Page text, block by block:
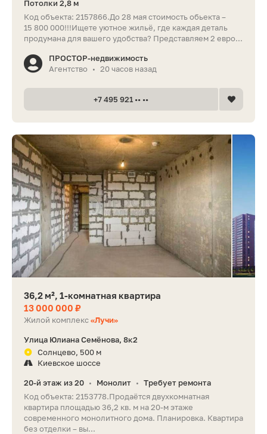
Потолки 2,8 м
Код объекта: 2157866.До 28 мая стоимость обьекта –
15 800 000!!!Ищете уютное жильё, где каждая деталь
продумана для вашего удобства? Представляем 2 евро...
ПРОСТОР-недвижимость
Агентство
• 20 часов назад
+7 495 921 •• ••
36,2 м², 1-комнатная квартира
13 000 000 ₽
Жилой комплекс«Лучи»
Улица Юлиана Семёнова, 8к2
Солнцево, 500 м
Киевское шоссе
20-й этаж из 20 • Монолит • Требует ремонта
Код объекта: 2153778.Продаётся двухкомнатная
квартира площадью 36,2 кв. м на 20-м этаже
современного монолитного дома. Планировка. Квартира
без отделки – вы...